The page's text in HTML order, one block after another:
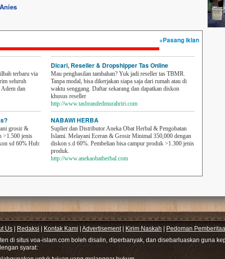
+Pasang iklan
terbaru via
seluruh
dan
grosir &
>1.500 jenis
sd 60% Hub:
Dicari, Reseller & Dropshipper Tas Online
Mau penghasilan tambahan? Yuk jadi reseller tas TBMR.
Tanpa modal, bisa dikerjakan siapa saja dari rumah atau di
waktu senggang. Daftar sekarang dan dapatkan diskon
khusus reseller
http://www.tasbrandedmurahriri.com
NABAWI HERBA
Suplier dan Distributor Aneka Obat Herbal & Pengobatan
Islami. Melayani Eceran & Grosir Minimal 350,000 dengan
diskon s.d 60%. Pembelian bisa campur produk >1.300 jenis
produk.
http://www.anekaobatherbal.com
Us Redaksi Kontak Kami Advertisement| Kirim Naskah
Pedoman
di situs voa-islam.com boleh disalin, diperbanyak, dan disebarluaskan guna
syarat: